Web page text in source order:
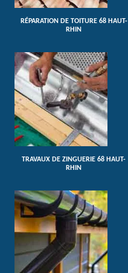
RÉPARATION DE TOITURE 68 HAUT-
RHIN
TRAVAUX DE ZINGUERIE 68 HAUT-
RHIN